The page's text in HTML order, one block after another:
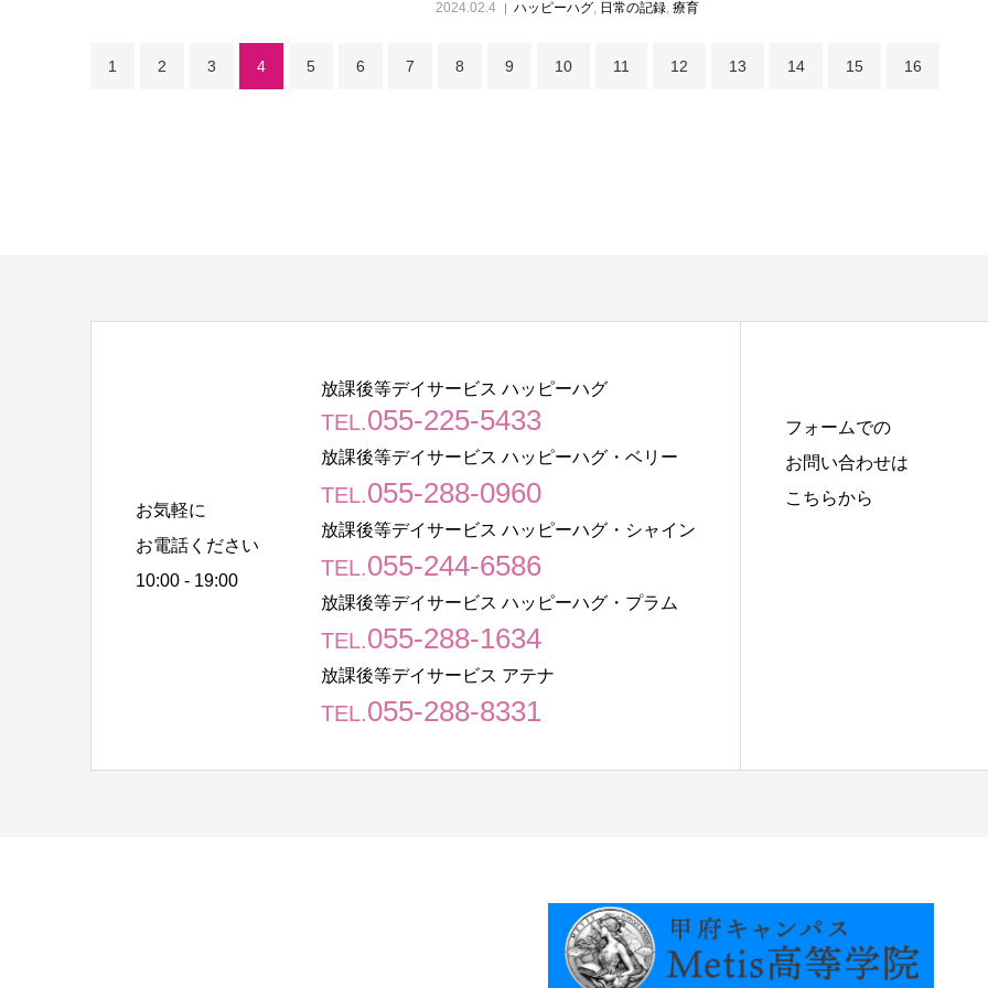
2024.02.4 ハッピーハグ, 日常の記録, 療育
1 2 3 4 5 6 7 8 9 10 11 12 13 14 15 16
お気軽に
お電話ください
10:00 - 19:00
放課後等デイサービス ハッピーハグ
TEL.055-225-5433
放課後等デイサービス ハッピーハグ・ベリー
TEL.055-288-0960
放課後等デイサービス ハッピーハグ・シャイン
TEL.055-244-6586
放課後等デイサービス ハッピーハグ・プラム
TEL.055-288-1634
放課後等デイサービス アテナ
TEL.055-288-8331
フォームでの
お問い合わせは
こちらから